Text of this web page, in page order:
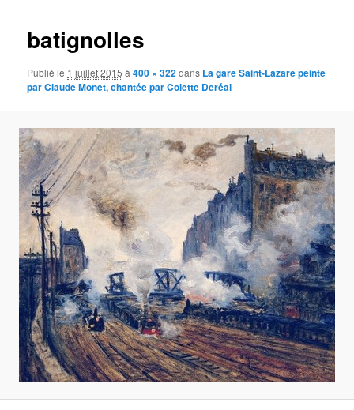
batignolles
Publié le 1 juillet 2015 à400 × 322dans La gare Saint-Lazare peinte
par Claude Monet, chantée par Colette Deréal